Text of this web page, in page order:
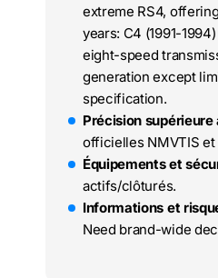
extreme RS4,
years: C4 (1991-
eight-speed
generation except
specification.
Précision supérieure
officielles NMVTIS
Équipements et
actifs/clôturés.
Informations et
Need brand-wide